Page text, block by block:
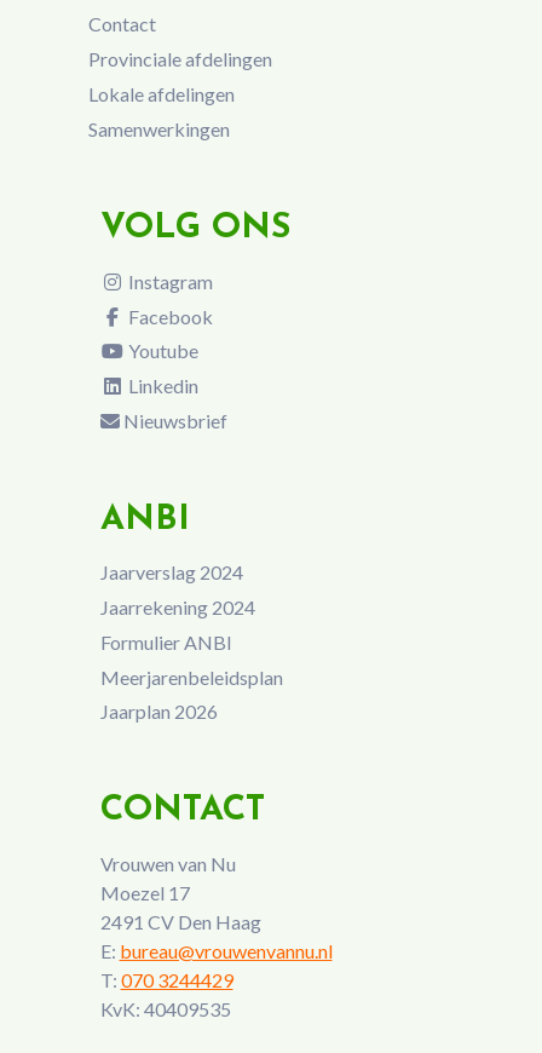
Contact
Provinciale afdelingen
Lokale afdelingen
Samenwerkingen
VOLG ONS
Instagram
Facebook
Youtube
Linkedin
Nieuwsbrief
ANBI
Jaarverslag 2024
Jaarrekening 2024
Formulier ANBI
Meerjarenbeleidsplan
Jaarplan 2026
CONTACT
Vrouwen van Nu
Moezel 17
2491 CV Den Haag
E: bureau@vrouwenvannu.nl
T: 070 3244429
KvK: 40409535